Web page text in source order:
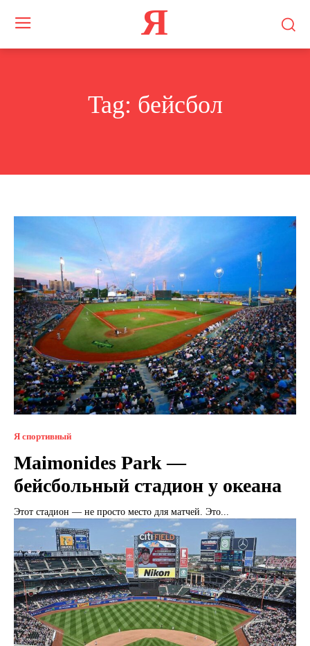
Я
Tag: бейсбол
Я спортивный
Maimonides Park —
бейсбольный стадион у океана
Этот стадион — не просто место для матчей. Это...